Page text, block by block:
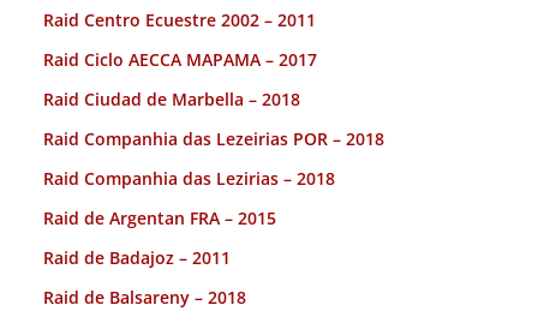
Raid Centro Ecuestre 2002 – 2011
Raid Ciclo AECCA MAPAMA – 2017
Raid Ciudad de Marbella – 2018
Raid Companhia das Lezeirias POR – 2018
Raid Companhia das Lezirias – 2018
Raid de Argentan FRA – 2015
Raid de Badajoz – 2011
Raid de Balsareny – 2018